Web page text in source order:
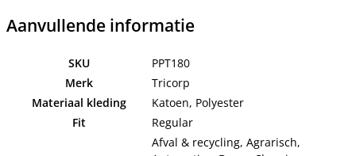
Aanvullende informatie
SKU
PPT180
Merk
Tricorp
Materiaal kleding
Katoen, Polyester
Fit
Regular
Afval & recycling, Agrarisch,